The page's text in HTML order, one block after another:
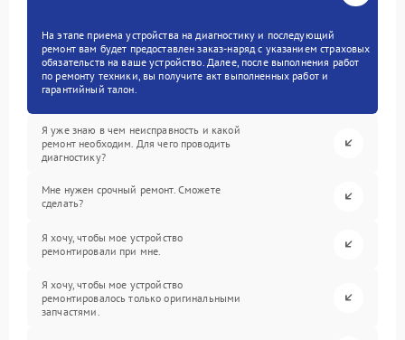
На этапе приема устройства на диагностику и последующий
ремонт вам будет предоставлен заказ-наряд с указанием страховых
обязательств на ваше устройство. Далее, после выполнения работ
по ремонту техники, вы получите акт выполненных работ и
гарантийный талон.
Я уже знаю в чем неисправность и какой
ремонт необходим. Для чего проводить
диагностику?
Мне нужен срочный ремонт. Сможете
сделать?
Я хочу, чтобы мое устройство
ремонтировали при мне.
Я хочу, чтобы мое устройство
ремонтировалось только оригинальными
запчастями.